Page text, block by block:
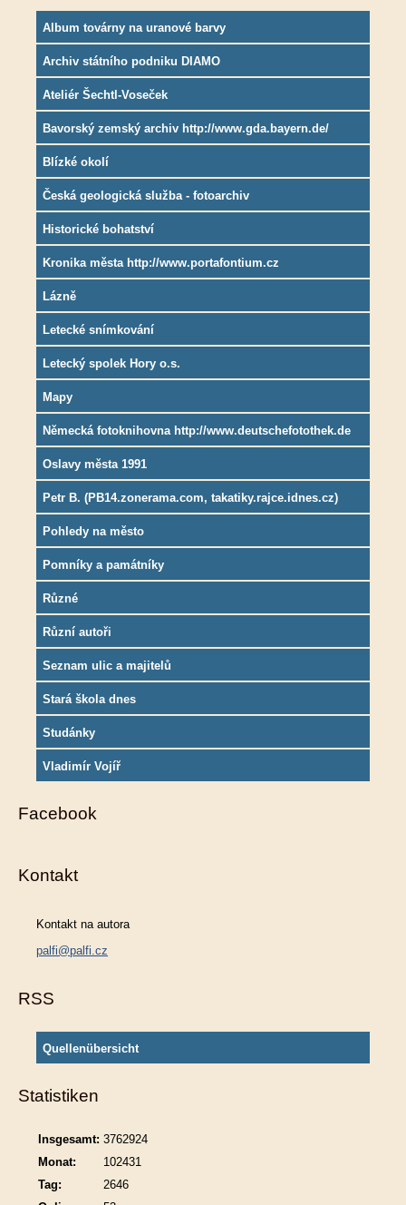
Album továrny na uranové barvy
Archiv státního podniku DIAMO
Ateliér Šechtl-Voseček
Bavorský zemský archiv http://www.gda.bayern.de/
Blízké okolí
Česká geologická služba - fotoarchiv
Historické bohatství
Kronika města http://www.portafontium.cz
Lázně
Letecké snímkování
Letecký spolek Hory o.s.
Mapy
Německá fotoknihovna http://www.deutschefotothek.de
Oslavy města 1991
Petr B. (PB14.zonerama.com, takatiky.rajce.idnes.cz)
Pohledy na město
Pomníky a památníky
Různé
Různí autoři
Seznam ulic a majitelů
Stará škola dnes
Studánky
Vladimír Vojíř
Facebook
Kontakt
Kontakt na autora
palfi@palfi.cz
RSS
Quellenübersicht
Statistiken
Insgesamt: 3762924
Monat:
102431
Tag:
2646